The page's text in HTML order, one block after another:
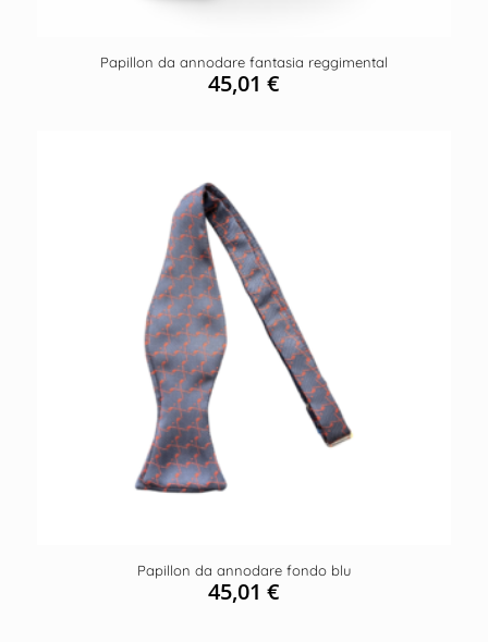
Papillon da annodare fantasia reggimental
45,01€
Papillon da annodare fondo blu
45,01€